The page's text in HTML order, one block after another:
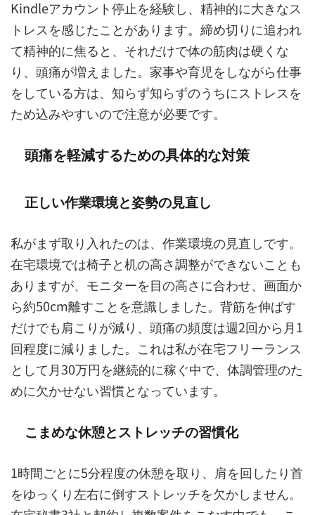
Kindleアカウント停止を経験し、精神的に大きなス
トレスを感じたことがあります。締め切りに追われ
て精神的に焦ると、それだけで体の筋肉は硬くな
り、頭痛が増えました。家事や育児をしながら仕事
をしている方は、知らず知らずのうちにストレスを
ため込みやすいので注意が必要です。
頭痛を軽減するための具体的な対策
正しい作業環境と姿勢の見直し
私がまず取り入れたのは、作業環境の見直しです。
在宅環境では椅子と机の高さ調整ができないことも
ありますが、モニターを目の高さに合わせ、画面か
ら約50cm離すことを意識しました。背筋を伸ばす
だけでも肩こりが減り、頭痛の頻度は週2回から月1
回程度に減りました。これは私が在宅フリーランス
として月30万円を継続的に稼ぐ中で、体調管理のた
めに欠かせない習慣となっています。
こまめな休憩とストレッチの習慣化
1時間ごとに5分程度の休憩を取り、肩を回したり首
をゆっくり左右に倒すストレッチを欠かしません。